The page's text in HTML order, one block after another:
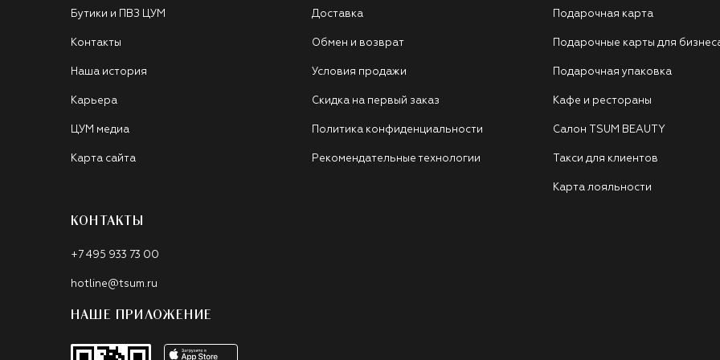
Бутики и ПВЗ ЦУМ
Контакты
Наша история
Карьера
ЦУМ медиа
Карта сайта
Доставка
Обмен и возврат
Условия продажи
Скидка на первый заказ
Политика конфиденциальности
Рекомендательные технологии
Подарочная карта
Подарочные карты для
Подарочная упаковка
Кафе и рестораны
Салон TSUM BEAUTY
Такси для клиентов
Карта лояльности
КОНТАКТЫ
+7 495 933 73 00
hotline@tsum.ru
НАШЕ ПРИЛОЖЕНИЕ